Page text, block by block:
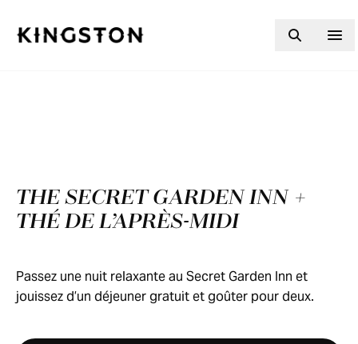
THE SECRET GARDEN INN +
THÉ DE L’APRÈS-MIDI
Passez une nuit relaxante au Secret Garden Inn et
jouissez d’un déjeuner gratuit et goûter pour deux.